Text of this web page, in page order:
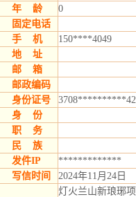
年 龄
0
固定电话
手 机
150****4049
地 址
邮 箱
邮政编码
身份证号
身 份
职 务
民 族
发件IP
*************
写信时间
2024年11月24日
灯火兰山新琅琊